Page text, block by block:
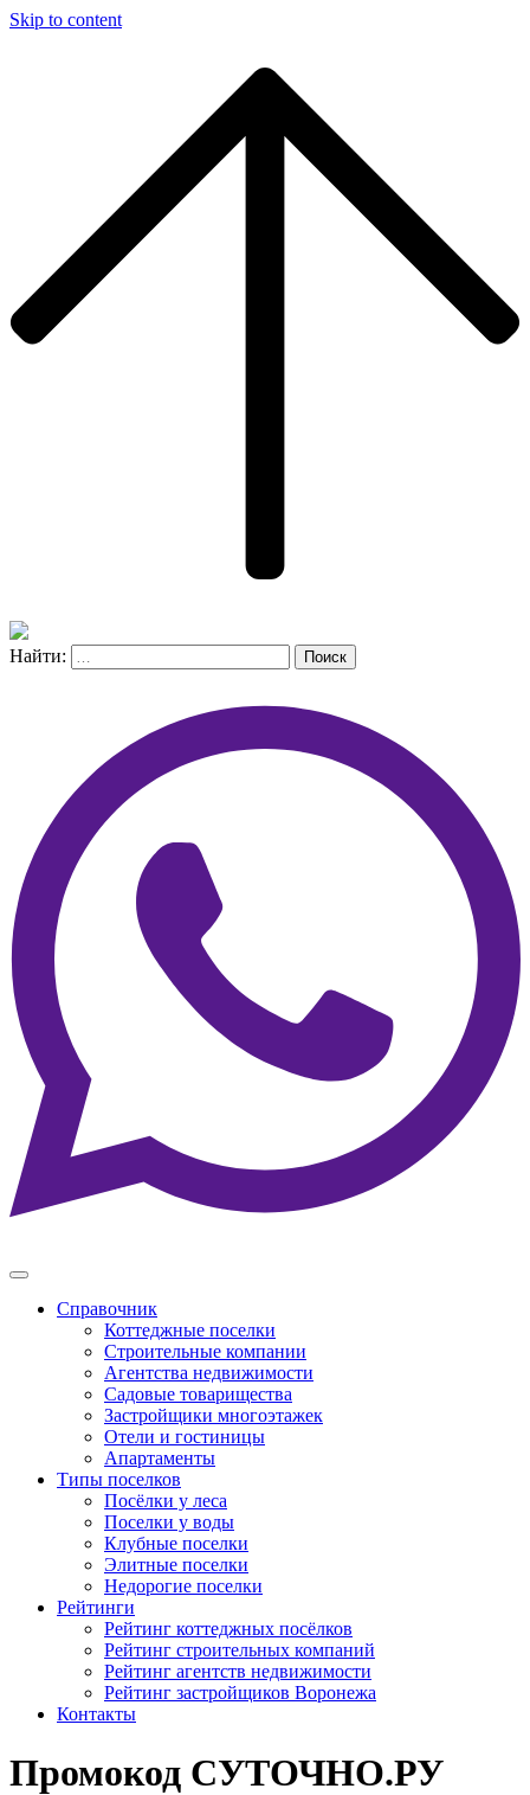
Skip to content
Найти: Поиск
Справочник
Коттеджные поселки
Строительные компании
Агентства недвижимости
Садовые товарищества
Застройщики многоэтажек
Отели и гостиницы
Апартаменты
Типы поселков
Посёлки у леса
Поселки у воды
Клубные поселки
Элитные поселки
Недорогие поселки
Рейтинги
Рейтинг коттеджных посёлков
Рейтинг строительных компаний
Рейтинг агентств недвижимости
Рейтинг застройщиков Воронежа
Контакты
Промокод СУТОЧНО.РУ